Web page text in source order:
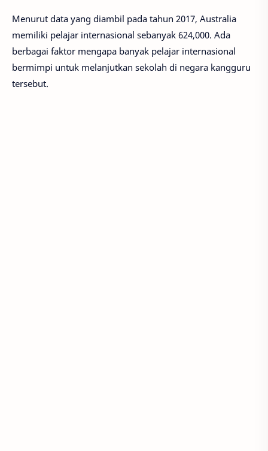
Menurut data yang diambil pada tahun 2017, Australia
memiliki pelajar internasional sebanyak 624,000. Ada
berbagai faktor mengapa banyak pelajar internasional
bermimpi untuk melanjutkan sekolah di negara kangguru
tersebut.